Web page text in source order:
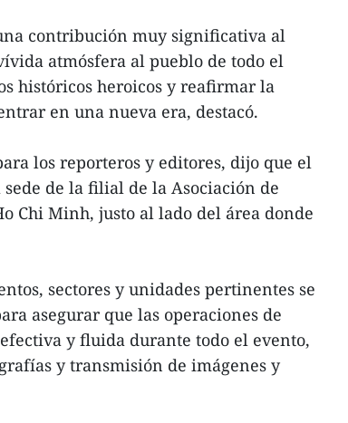
contribución muy significativa al
atmósfera al pueblo de todo el
históricos heroicos y reafirmar la
en una nueva era, destacó.
los reporteros y editores, dijo que el
de la filial de la Asociación de
Chi Minh, justo al lado del área donde
sectores y unidades pertinentes se
asegurar que las operaciones de
y fluida durante todo el evento,
y transmisión de imágenes y